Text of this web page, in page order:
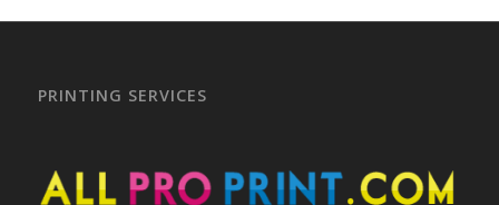
PRINTING SERVICES